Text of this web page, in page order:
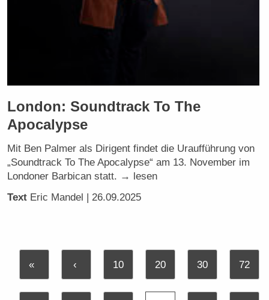
London: Soundtrack To The
Apocalypse
Mit Ben Palmer als Dirigent findet die Uraufführung von
„Soundtrack To The Apocalypse“ am 13. November im
Londoner Barbican statt. → lesen
Text Eric Mandel | 26.09.2025
« ‹ 10 20 30 72